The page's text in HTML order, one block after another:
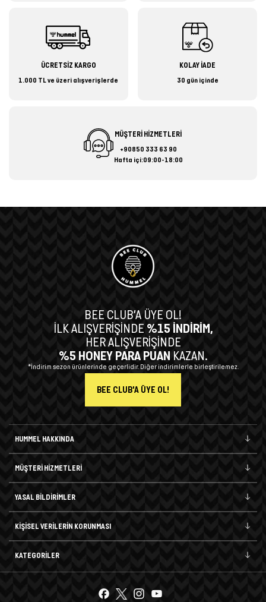
ÜCRETSİZ KARGO
1.000 TL ve üzeri alışverişlerde
KOLAY İADE
30 gün içinde
MÜŞTERİ HİZMETLERİ
+90850 333 63 90
Hafta içi:09:00-18:00
HUMMEL HAKKINDA
MÜŞTERİ HİZMETLERİ
YASAL BİLDİRİMLER
KİŞİSEL VERİLERİN KORUNMASI
KATEGORİLER
BEE CLUB’A ÜYE OL!
İLK ALIŞVERİŞİNDE %15 İNDİRİM,
HER ALIŞVERİŞİNDE
%5 HONEY PARA PUAN KAZAN.
*İndirim sezon ürünlerinde geçerlidir. Diğer indirimlerle birleştirilemez.
BEE CLUB'A ÜYE OL!